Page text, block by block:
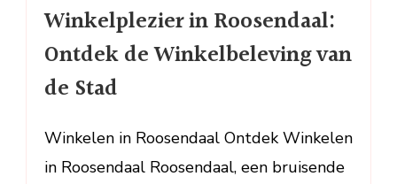
in
Roosendaal:
Ontdek
van
de
Winkelplezier in Roosendaal:
Ontdek de Winkelbeleving van
de Stad
Winkelen in Roosendaal Ontdek Winkelen
in Roosendaal Roosendaal, een bruisende